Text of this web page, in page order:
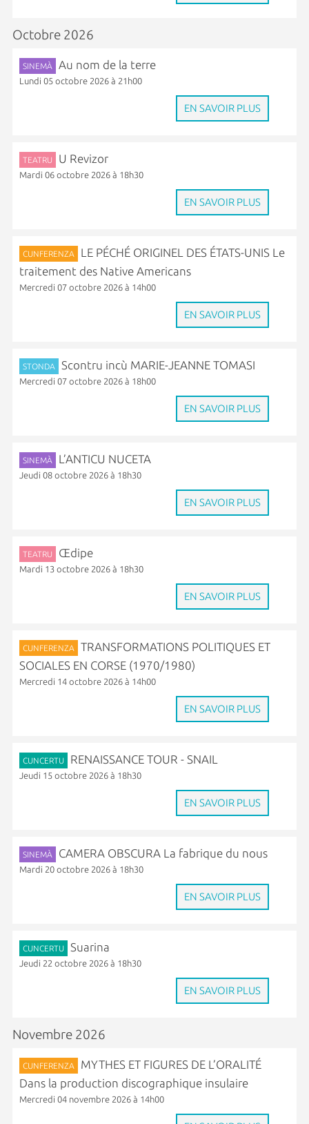
Octobre 2026
SINEMÀ Au nom de la terre
Lundi 05 octobre 2026 à 21h00
EN SAVOIR PLUS
TEATRU U Revizor
Mardi 06 octobre 2026 à 18h30
EN SAVOIR PLUS
CUNFERENZA
LE PÉCHÉ ORIGINEL DES ÉTATS-UNIS Le
traitement des Native Americans
Mercredi 07 octobre 2026 à 14h00
EN SAVOIR PLUS
STONDA Scontru incù MARIE-JEANNE TOMASI
Mercredi 07 octobre 2026 à 18h00
EN SAVOIR PLUS
SINEMÀ L’ANTICU NUCETA
Jeudi 08 octobre 2026 à 18h30
EN SAVOIR PLUS
TEATRU Œdipe
Mardi 13 octobre 2026 à 18h30
EN SAVOIR PLUS
CUNFERENZA
TRANSFORMATIONS POLITIQUES ET
SOCIALES EN CORSE (1970/1980)
Mercredi 14 octobre 2026 à 14h00
EN SAVOIR PLUS
CUNCERTU RENAISSANCE TOUR - SNAIL
Jeudi 15 octobre 2026 à 18h30
EN SAVOIR PLUS
SINEMÀ CAMERA OBSCURA La fabrique du nous
Mardi 20 octobre 2026 à 18h30
EN SAVOIR PLUS
CUNCERTU Suarina
Jeudi 22 octobre 2026 à 18h30
EN SAVOIR PLUS
Novembre 2026
CUNFERENZA
MYTHES ET FIGURES DE L’ORALITÉ
Dans la production discographique insulaire
Mercredi 04 novembre 2026 à 14h00